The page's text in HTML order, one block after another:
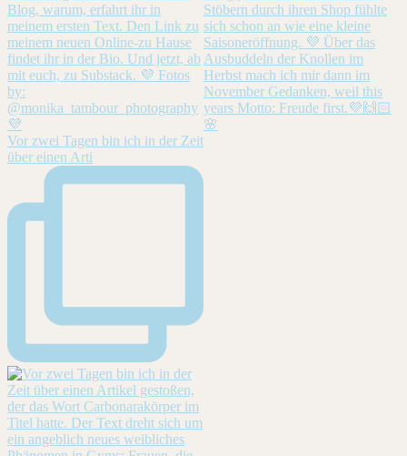
Vor zwei Tagen bin ich in der Zeit
über einen Arti